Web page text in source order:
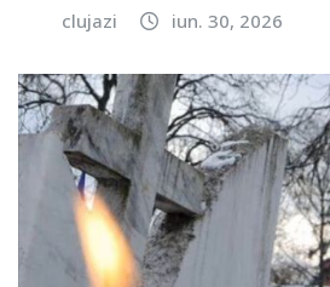
clujazi iun. 30, 2026